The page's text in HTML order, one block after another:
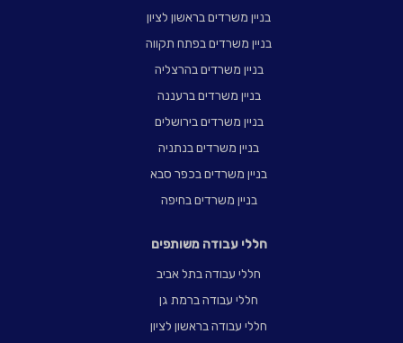
בניין משרדים בראשון לציון
בניין משרדים בפתח תקווה
בניין משרדים בהרצליה
בניין משרדים ברעננה
בניין משרדים בירושלים
בניין משרדים בנתניה
בניין משרדים בכפר סבא
בניין משרדים בחיפה
חללי עבודה משותפים
חללי עבודה בתל אביב
חללי עבודה ברמת גן
חללי עבודה בראשון לציון